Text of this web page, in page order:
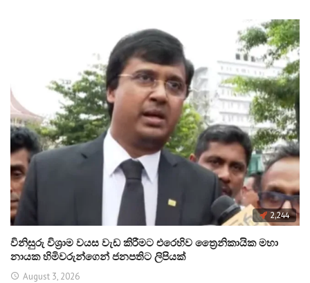
2,244
විනිසුරු විශ්‍රාම වයස වැඩ කිරීමට එරෙහිව ත්‍රෛනිකායික මහා
නායක හිමිවරුන්ගෙන් ජනපතිට ලිපියක්
August 3, 2026